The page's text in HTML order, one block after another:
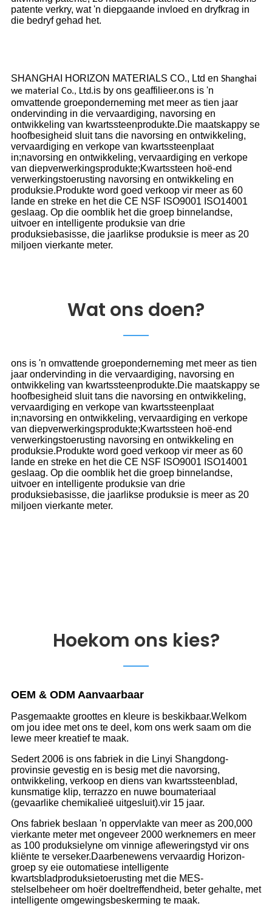
patente verkry, wat 'n diepgaande invloed en dryfkrag in
die bedryf gehad het.
SHANGHAI HORIZON MATERIALS CO., Ltd en Shanghai
we material Co., Ltd.is by ons geaffilieer.ons is 'n
omvattende groeponderneming met meer as tien jaar
ondervinding in die vervaardiging, navorsing en
ontwikkeling van kwartssteenprodukte.Die maatskappy se
hoofbesigheid sluit tans die navorsing en ontwikkeling,
vervaardiging en verkope van kwartssteenplaat
in;navorsing en ontwikkeling, vervaardiging en verkope
van diepverwerkingsprodukte;Kwartssteen hoë-end
verwerkingstoerusting navorsing en ontwikkeling en
produksie.Produkte word goed verkoop vir meer as 60
lande en streke en het die CE NSF ISO9001 ISO14001
geslaag. Op die oomblik het die groep binnelandse,
uitvoer en intelligente produksie van drie
produksiebasisse, die jaarlikse produksie is meer as 20
miljoen vierkante meter.
Wat ons doen?
ons is 'n omvattende groeponderneming met meer as tien
jaar ondervinding in die vervaardiging, navorsing en
ontwikkeling van kwartssteenprodukte.Die maatskappy se
hoofbesigheid sluit tans die navorsing en ontwikkeling,
vervaardiging en verkope van kwartssteenplaat
in;navorsing en ontwikkeling, vervaardiging en verkope
van diepverwerkingsprodukte;Kwartssteen hoë-end
verwerkingstoerusting navorsing en ontwikkeling en
produksie.Produkte word goed verkoop vir meer as 60
lande en streke en het die CE NSF ISO9001 ISO14001
geslaag. Op die oomblik het die groep binnelandse,
uitvoer en intelligente produksie van drie
produksiebasisse, die jaarlikse produksie is meer as 20
miljoen vierkante meter.
Hoekom ons kies?
OEM & ODM Aanvaarbaar
Pasgemaakte groottes en kleure is beskikbaar.Welkom
om jou idee met ons te deel, kom ons werk saam om die
lewe meer kreatief te maak.
Sedert 2006 is ons fabriek in die Linyi Shangdong-
provinsie gevestig en is besig met die navorsing,
ontwikkeling, verkoop en diens van kwartssteenblad,
kunsmatige klip, terrazzo en nuwe boumateriaal
(gevaarlike chemikalieë uitgesluit).vir 15 jaar.
Ons fabriek beslaan 'n oppervlakte van meer as 200,000
vierkante meter met ongeveer 2000 werknemers en meer
as 100 produksielyne om vinnige afleweringstyd vir ons
kliënte te verseker.Daarbenewens vervaardig Horizon-
groep sy eie outomatiese intelligente
kwartsbladproduksietoerusting met die MES-
stelselbeheer om hoër doeltreffendheid, beter gehalte, met
intelligente omgewingsbeskerming te maak.